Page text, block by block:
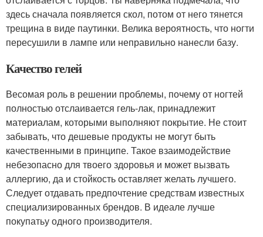
здесь сначала появляется скол, потом от него тянется
трещина в виде паутинки. Велика вероятность, что ногти
пересушили в лампе или неправильно нанесли базу.
Качество гелей
Весомая роль в решении проблемы, почему от ногтей
полностью отслаивается гель-лак, принадлежит
материалам, которыми выполняют покрытие. Не стоит
забывать, что дешевые продукты не могут быть
качественными в принципе. Такое взаимодействие
небезопасно для твоего здоровья и может вызвать
аллергию, да и стойкость оставляет желать лучшего.
Следует отдавать предпочтение средствам известных
специализированных брендов. В идеале лучше
покупатьу одного производителя.